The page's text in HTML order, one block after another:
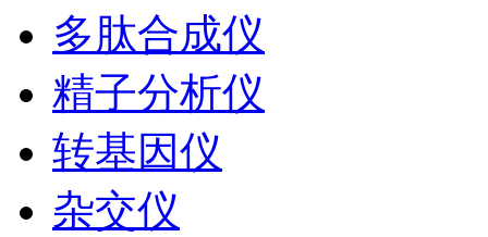
多肽合成仪
精子分析仪
转基因仪
杂交仪